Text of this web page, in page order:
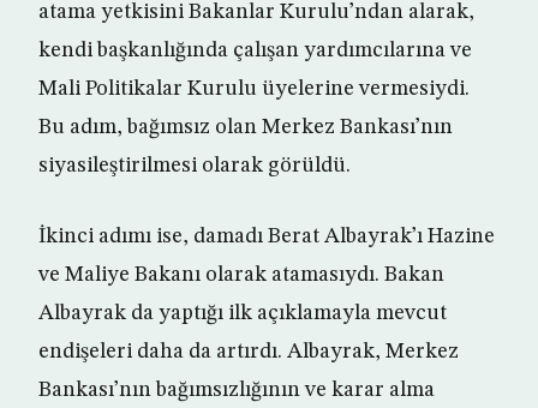
atama yetkisini Bakanlar Kurulu’ndan alarak,
kendi başkanlığında çalışan yardımcılarına ve
Mali Politikalar Kurulu üyelerine vermesiydi.
Bu adım, bağımsız olan Merkez Bankası’nın
siyasileştirilmesi olarak görüldü.
İkinci adımı ise, damadı Berat Albayrak’ı Hazine
ve Maliye Bakanı olarak atamasıydı. Bakan
Albayrak da yaptığı ilk açıklamayla mevcut
endişeleri daha da artırdı. Albayrak, Merkez
Bankası’nın bağımsızlığının ve karar alma